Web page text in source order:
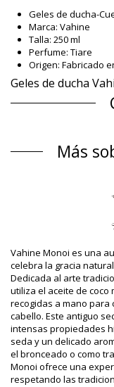
Geles de ducha-
Marca: Vahine
Talla: 250 ml
Perfume: Tiare
Origen: Fabricado
Geles de ducha
Propylene glycol 5-
oil, Gardenia
Departamento:
Incluye: 1 x Geles
SKU: 2300000033
EAN: Talla única
Peso: 250g / 0.55lb /
Fotos retocadas
Instrucciones de
Hair Shower Gel
Más
Vahine Monoi es una
celebra la gracia
Dedicada al arte
utiliza el aceite de
recogidas a mano para
cabello. Este antiguo
intensas propiedades
seda y un delicado
el bronceado o como
Monoi ofrece una
respetando las